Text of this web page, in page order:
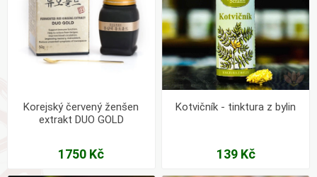
Korejský červený ženšen
extrakt DUO GOLD
1750 Kč
Kotvičník - tinktura z bylin
139 Kč